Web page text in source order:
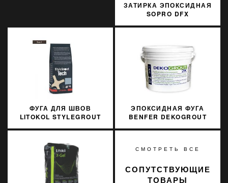
ЗАТИРКА ЭПОКСИДНАЯ
SOPRO DFX
ФУГА ДЛЯ ШВОВ
LITOKOL STYLEGROUT
КОРИЧНЕВЫЙ
ЭПОКСИДНАЯ ФУГА
BENFER DEKOGROUT
СМОТРЕТЬ ВСЕ
СОПУТСТВУЮЩИЕ
ТОВАРЫ